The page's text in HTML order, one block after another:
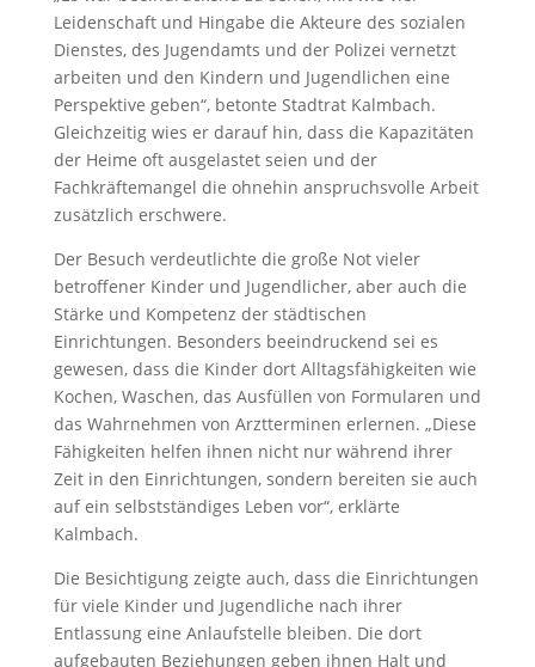
Leidenschaft und Hingabe die Akteure des sozialen
Dienstes, des Jugendamts und der Polizei vernetzt
arbeiten und den Kindern und Jugendlichen eine
Perspektive geben“, betonte Stadtrat Kalmbach.
Gleichzeitig wies er darauf hin, dass die Kapazitäten
der Heime oft ausgelastet seien und der
Fachkräftemangel die ohnehin anspruchsvolle Arbeit
zusätzlich erschwere.
Der Besuch verdeutlichte die große Not vieler
betroffener Kinder und Jugendlicher, aber auch die
Stärke und Kompetenz der städtischen
Einrichtungen. Besonders beeindruckend sei es
gewesen, dass die Kinder dort Alltagsfähigkeiten wie
Kochen, Waschen, das Ausfüllen von Formularen und
das Wahrnehmen von Arztterminen erlernen. „Diese
Fähigkeiten helfen ihnen nicht nur während ihrer
Zeit in den Einrichtungen, sondern bereiten sie auch
auf ein selbstständiges Leben vor“, erklärte
Kalmbach.
Die Besichtigung zeigte auch, dass die Einrichtungen
für viele Kinder und Jugendliche nach ihrer
Entlassung eine Anlaufstelle bleiben. Die dort
aufgebauten Beziehungen geben ihnen Halt und